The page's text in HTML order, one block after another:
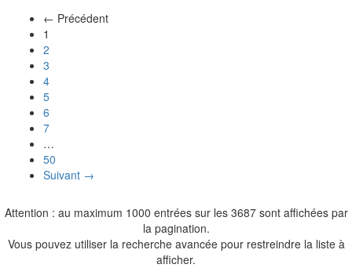
← Précédent
1
2
3
4
5
6
7
…
50
Suivant →
Attention : au maximum 1000 entrées sur les 3687 sont affichées par
la pagination.
Vous pouvez utiliser la recherche avancée pour restreindre la liste à
afficher.